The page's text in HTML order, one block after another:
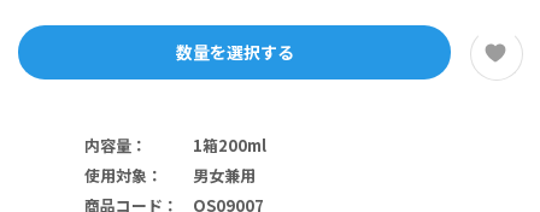
数量を選択する
内容量 ：
1箱200ml
使用対象 ：
男女兼用
商品コード ： OS09007